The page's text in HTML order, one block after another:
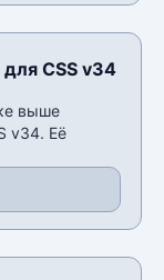
CSS v34
выше
v34. Её